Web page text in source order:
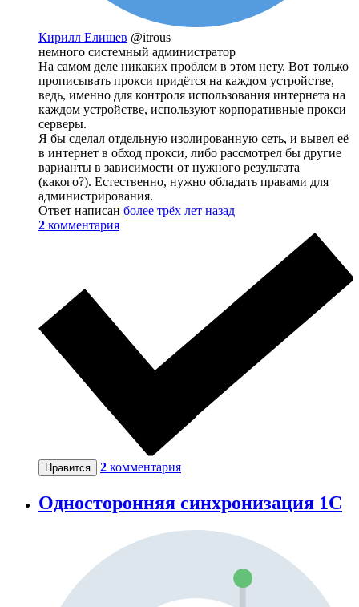
Кирилл Елишев @itrous
немного системный администратор
На самом деле никаких проблем в этом нету. Вот только
прописывать прокси придётся на каждом устройстве,
ведь, именно для контроля использования интернета на
каждом устройстве, используют корпоративные прокси
серверы.
Я бы сделал отдельную изолированную сеть, и вывел её
в интернет в обход прокси, либо рассмотрел бы другие
варианты в зависимости от нужного результата
(какого?). Естественно, нужно обладать правами для
администрирования.
Ответ написан более трёх лет назад
2 комментария
Нравится 2 комментария
Односторонняя синхронизация 1С